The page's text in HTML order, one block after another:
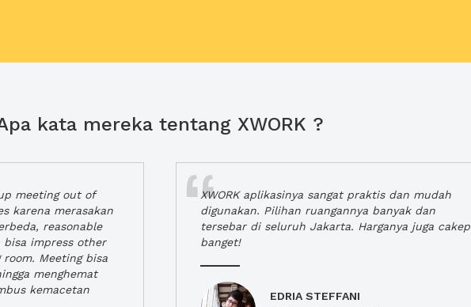
kata mereka tentang XWORK ?
meeting out of
karena merasakan
reasonable
impress other
Meeting bisa
menghemat
kemacetan
XWORK aplikasinya sangat praktis dan mudah
digunakan. Pilihan ruangannya banyak dan
tersebar di seluruh Jakarta. Harganya juga cakep
banget!
EDRIA STEFFANI